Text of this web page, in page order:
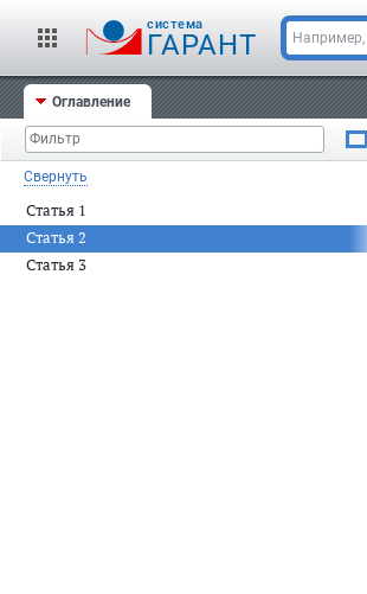
cистема
ГАРАНТ Например,
Оглавление
Свернуть
Статья 1
Статья 2
Статья 3